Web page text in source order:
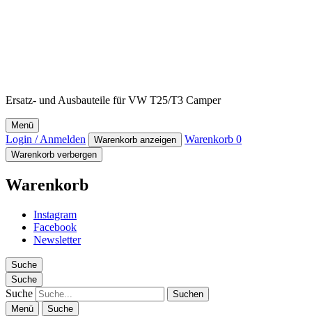
Ersatz- und Ausbauteile für VW T25/T3 Camper
Menü
Login / Anmelden Warenkorb anzeigen Warenkorb 0
Warenkorb verbergen
Warenkorb
Instagram
Facebook
Newsletter
Suche
Suche
Suche
Menü Suche